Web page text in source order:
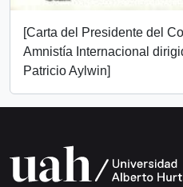
[Carta del Presidente del
Amnistía Internacional
Patricio Aylwin]